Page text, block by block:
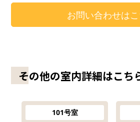
お問い合わせは
その他の室内詳細はこち
101号室